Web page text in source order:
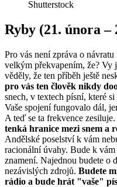
Shutterstock
Ryby (21. února –
Pro vás není zpráva o
velkým překvapením, že? Vy
věděly, že ten příběh ještě
pro vás ten člověk nikdy
snech, v textech písní, které
Vaše spojení fungovalo dál,
A teď se ta frekvence zesiluje.
tenká hranice mezi snem a
Andělské poselství k vám
racionální úvahy. Bude k
znamení. Najednou budete o
nezávislých zdrojů. Budete
rádio a bude hrát "vaše"